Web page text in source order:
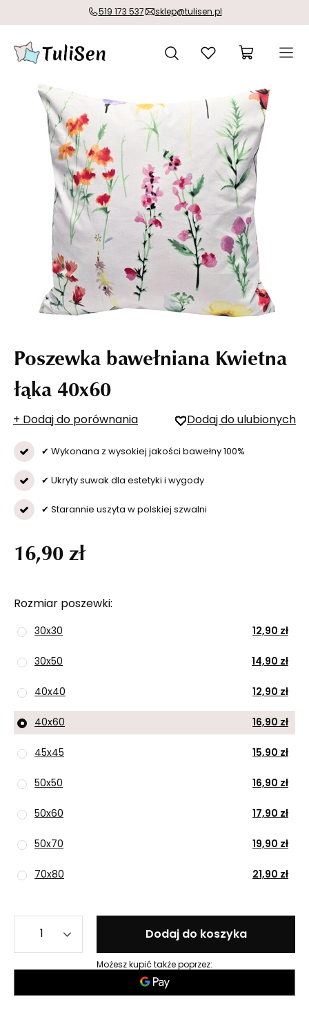
519 173 537 sklep@tulisen.pl
Poszewka bawełniana Kwietna
łąka 40x60
+ Dodaj do porównania Dodaj do ulubionych
✔ Wykonana z wysokiej jakości bawełny 100%
✔ Ukryty suwak dla estetyki i wygody
✔ Starannie uszyta w polskiej szwalni
Rozmiar poszewki
30x30 12,90 zł
30x50 14,90 zł
40x40 12,90 zł
40x60 16,90 zł
45x45 15,90 zł
50x50 16,90 zł
50x60 17,90 zł
50x70 19,90 zł
70x80 21,90 zł
16,90 zł
Dodaj do koszyka
Możesz kupić także poprzez: